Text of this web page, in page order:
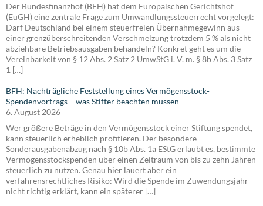
Der Bundesfinanzhof (BFH) hat dem Europäischen Gerichtshof
(EuGH) eine zentrale Frage zum Umwandlungssteuerrecht vorgelegt:
Darf Deutschland bei einem steuerfreien Übernahmegewinn aus
einer grenzüberschreitenden Verschmelzung trotzdem 5 % als nicht
abziehbare Betriebsausgaben behandeln? Konkret geht es um die
Vereinbarkeit von § 12 Abs. 2 Satz 2 UmwStG i. V. m. § 8b Abs. 3 Satz
1 […]
BFH: Nachträgliche Feststellung eines Vermögensstock-
Spendenvortrags – was Stifter beachten müssen
6. August 2026
Wer größere Beträge in den Vermögensstock einer Stiftung spendet,
kann steuerlich erheblich profitieren. Der besondere
Sonderausgabenabzug nach § 10b Abs. 1a EStG erlaubt es, bestimmte
Vermögensstockspenden über einen Zeitraum von bis zu zehn Jahren
steuerlich zu nutzen. Genau hier lauert aber ein
verfahrensrechtliches Risiko: Wird die Spende im Zuwendungsjahr
nicht richtig erklärt, kann ein späterer […]